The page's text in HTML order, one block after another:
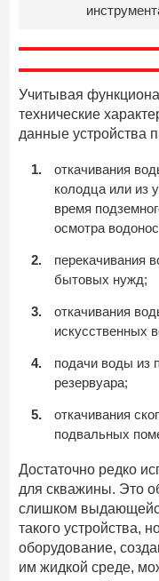
Учитывая
технические
данные устройства
откачивания
колодца или из
время
осмотра
перекачивания
бытовых нужд;
откачивания
искусственных
подачи воды из
резервуара;
откачивания
подвальных
Достаточно редко
для скважины. Это
слишком
такого устройства,
оборудование,
им жидкой среде,